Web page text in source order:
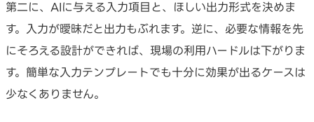
第二に、AIに与える入力項目と、ほしい出力形式を決めま
す。入力が曖昧だと出力もぶれます。逆に、必要な情報を先
にそろえる設計ができれば、現場の利用ハードルは下がりま
す。簡単な入力テンプレートでも十分に効果が出るケースは
少なくありません。